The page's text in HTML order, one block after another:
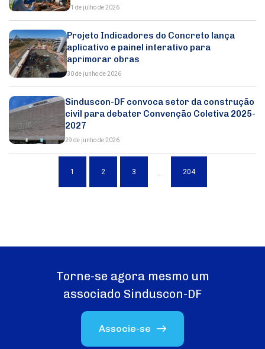
1 de julho de 2026
Projeto Indicadores do Concreto lança
aplicativo e painel interativo para
aprimorar obras
30 de junho de 2026
Sinduscon-DF convoca setor da construção
civil para debater Convenção Coletiva 2025-
2027
29 de junho de 2026
1 2 3 204
Torne-se agora mesmo um
associado Sinduscon-DF
Associe-se